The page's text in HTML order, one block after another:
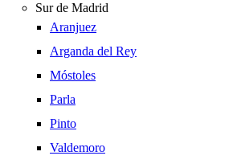
Sur de Madrid
Aranjuez
Arganda del Rey
Móstoles
Parla
Pinto
Valdemoro